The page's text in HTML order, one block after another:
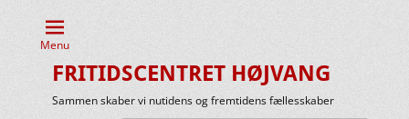
Menu
FRITIDSCENTRET HØJVANG
Sammen skaber vi nutidens og fremtidens fællesskaber